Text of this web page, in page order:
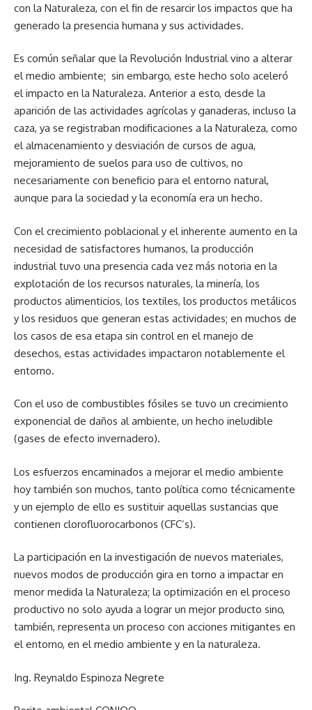
con la Naturaleza, con el fin de resarcir los impactos que ha
generado la presencia humana y sus actividades.
Es común señalar que la Revolución Industrial vino a alterar
el medio ambiente; sin embargo, este hecho solo aceleró
el impacto en la Naturaleza. Anterior a esto, desde la
aparición de las actividades agrícolas y ganaderas, incluso la
caza, ya se registraban modificaciones a la Naturaleza, como
el almacenamiento y desviación de cursos de agua,
mejoramiento de suelos para uso de cultivos, no
necesariamente con beneficio para el entorno natural,
aunque para la sociedad y la economía era un hecho.
Con el crecimiento poblacional y el inherente aumento en la
necesidad de satisfactores humanos, la producción
industrial tuvo una presencia cada vez más notoria en la
explotación de los recursos naturales, la minería, los
productos alimenticios, los textiles, los productos metálicos
y los residuos que generan estas actividades; en muchos de
los casos de esa etapa sin control en el manejo de
desechos, estas actividades impactaron notablemente el
entorno.
Con el uso de combustibles fósiles se tuvo un crecimiento
exponencial de daños al ambiente, un hecho ineludible
(gases de efecto invernadero).
Los esfuerzos encaminados a mejorar el medio ambiente
hoy también son muchos, tanto política como técnicamente
y un ejemplo de ello es sustituir aquellas sustancias que
contienen clorofluorocarbonos (CFC’s).
La participación en la investigación de nuevos materiales,
nuevos modos de producción gira en torno a impactar en
menor medida la Naturaleza; la optimización en el proceso
productivo no solo ayuda a lograr un mejor producto sino,
también, representa un proceso con acciones mitigantes en
el entorno, en el medio ambiente y en la naturaleza.
Ing. Reynaldo Espinoza Negrete